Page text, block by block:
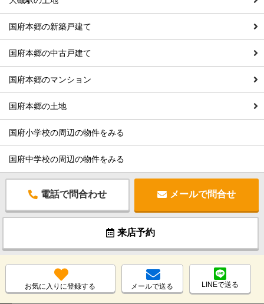
国府本郷の新築戸建て
国府本郷の中古戸建て
国府本郷のマンション
国府本郷の土地
国府小学校の周辺の物件をみる
国府中学校の周辺の物件をみる
電話で問合わせ メールで問合せ
来店予約
お気に入りに登録する メールで送る LINEで送る